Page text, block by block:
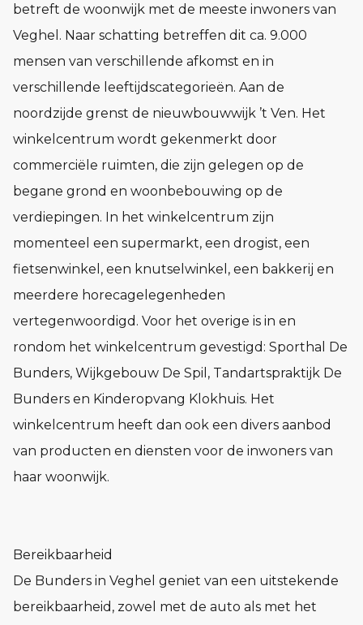
betreft de woonwijk met de meeste inwoners van
Veghel. Naar schatting betreffen dit ca. 9.000
mensen van verschillende afkomst en in
verschillende leeftijdscategorieën. Aan de
noordzijde grenst de nieuwbouwwijk ’t Ven. Het
winkelcentrum wordt gekenmerkt door
commerciële ruimten, die zijn gelegen op de
begane grond en woonbebouwing op de
verdiepingen. In het winkelcentrum zijn
momenteel een supermarkt, een drogist, een
fietsenwinkel, een knutselwinkel, een bakkerij en
meerdere horecagelegenheden
vertegenwoordigd. Voor het overige is in en
rondom het winkelcentrum gevestigd: Sporthal De
Bunders, Wijkgebouw De Spil, Tandartspraktijk De
Bunders en Kinderopvang Klokhuis. Het
winkelcentrum heeft dan ook een divers aanbod
van producten en diensten voor de inwoners van
haar woonwijk.
Bereikbaarheid
De Bunders in Veghel geniet van een uitstekende
bereikbaarheid, zowel met de auto als met het